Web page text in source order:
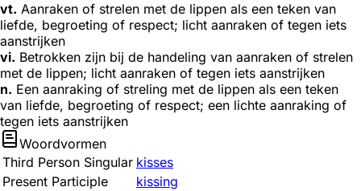
vt. Aanraken of strelen met de lippen als een teken van
liefde, begroeting of respect; licht aanraken of tegen iets
aanstrijken
vi. Betrokken zijn bij de handeling van aanraken of strelen
met de lippen; licht aanraken of tegen iets aanstrijken
n. Een aanraking of streling met de lippen als een teken
van liefde, begroeting of respect; een lichte aanraking of
tegen iets aanstrijken
Woordvormen
Third Person Singular kisses
Present Participle
kissing